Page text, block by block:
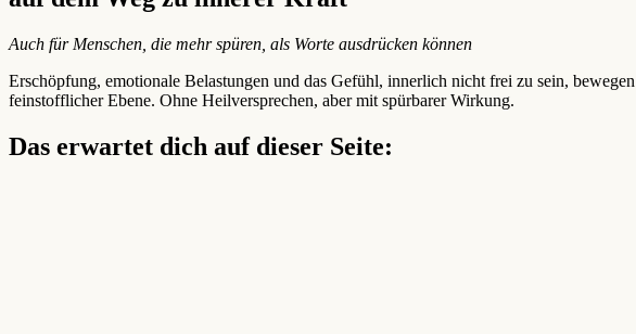
Auch für Menschen, die mehr spüren, als Worte ausdrücken können
Erschöpfung, emotionale Belastungen und das Gefühl, innerlich nicht frei zu sein,
feinstofflicher Ebene. Ohne Heilversprechen, aber mit spürbarer Wirkung.
Das erwartet dich auf dieser Seite: